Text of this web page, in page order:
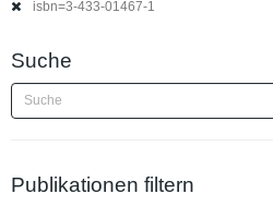
isbn=3-433-01467-1
Suche
Publikationen filtern